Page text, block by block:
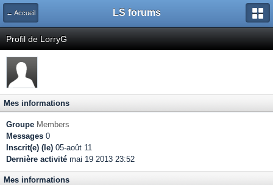
← Accueil LS forums
Profil de LorryG
Mes informations
Groupe Members
Messages 0
Inscrit(e) (le) 05-août 11
Dernière activité mai 19 2013 23:52
Mes informations